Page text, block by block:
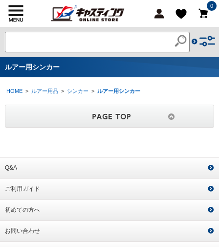
0
ルアー用シンカー
HOME > ルアー用品 > シンカー > ルアー用シンカー
Q&A
ご利用ガイド
初めての方へ
お問い合わせ